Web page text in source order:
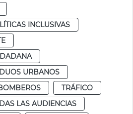
INCLUSIVAS
URBANOS
TRÁFICO
LAS AUDIENCIAS